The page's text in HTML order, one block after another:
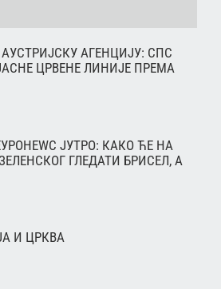
АГЕНЦИЈУ: СПС
ЦРВЕНЕ ЛИНИЈЕ ПРЕМА
ЈУТРО: КАКО ЋЕ НА
ГЛЕДАТИ БРИСЕЛ, А
И ЦРКВА